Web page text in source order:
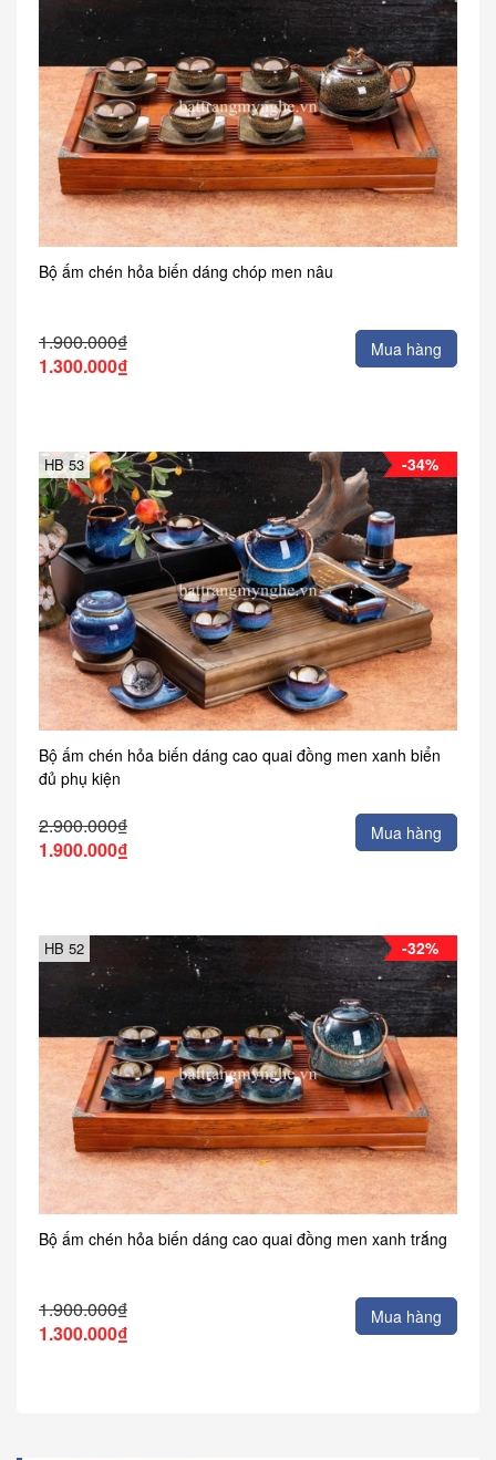
Bộ ấm chén hỏa biến dáng chóp men nâu
1.900.000₫
1.300.000₫
Mua hàng
-34%
HB 53
Bộ ấm chén hỏa biến dáng cao quai đồng men xanh biển
đủ phụ kiện
2.900.000₫
1.900.000₫
Mua hàng
-32%
HB 52
Bộ ấm chén hỏa biến dáng cao quai đồng men xanh trắng
1.900.000₫
1.300.000₫
Mua hàng